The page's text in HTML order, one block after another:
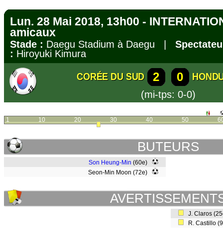
Lun. 28 Mai 2018, 13h00 -
amicaux
Stade : Daegu Stadium à Daegu |
: Hiroyuki Kimura
CORÉE DU SUD 2 0
(mi-tps: 0-0)
1 10 20 30 40 50
BUTEURS
Son Heung-Min (60e)
Seon-Min Moon (72e)
J. Claros
R. Castillo